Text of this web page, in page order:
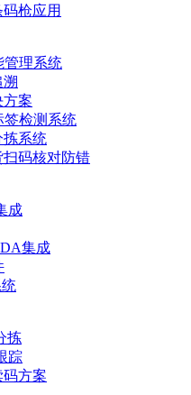
枪应用
管理系统
方案
签检测系统
拣系统
码核对防错
成
集成
拣
踪
方案